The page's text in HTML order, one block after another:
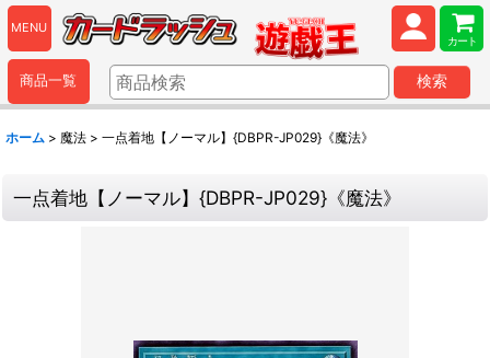
MENU
カート
商品一覧 検索
ホーム > 魔法 > 一点着地【ノーマル】{DBPR-JP029}《魔法》
一点着地【ノーマル】{DBPR-JP029}《魔法》